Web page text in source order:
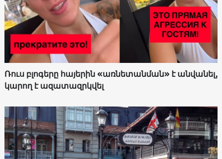
Ռուս բլոգերը հայերին «առնետանման» է անվանել,
կարող է ազատազրկվել